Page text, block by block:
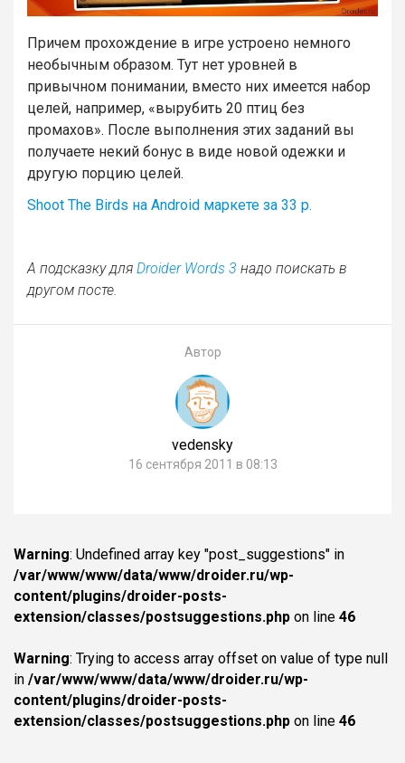
Причем прохождение в игре устроено немного
необычным образом. Тут нет уровней в
привычном понимании, вместо них имеется набор
целей, например, «вырубить 20 птиц без
промахов». После выполнения этих заданий вы
получаете некий бонус в виде новой одежки и
другую порцию целей.
Shoot The Birds на Android маркете за 33 р.
А подсказку для Droider Words 3 надо поискать в
другом посте.
Автор
vedensky
16 сентября 2011 в 08:13
Warning: Undefined array key "post_suggestions" in
/var/www/www/data/www/droider.ru/wp-
content/plugins/droider-posts-
extension/classes/postsuggestions.php on line 46
Warning: Trying to access array offset on value of type null
in /var/www/www/data/www/droider.ru/wp-
content/plugins/droider-posts-
extension/classes/postsuggestions.php on line 46